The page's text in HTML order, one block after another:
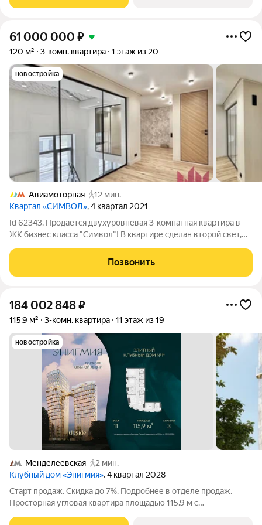
61 000 000 ₽
120 м² 3-комн. квартира 1 этаж из 20
новостройка
Авиамоторная
12 мин.
Квартал «СИМВОЛ», 4 квартал 2021
Id 62343. Продается двухуровневая 3-комнатная квартира в
ЖК бизнес класса "Символ"! В квартире сделан второй свет,
уже закуплены, полное окончание ремонтных работ
планируется через 2-3
Позвонить
184 002 848₽
115,9 м² 3-комн. квартира 11 этаж из 19
новостройка
Менделеевская
2 мин.
Клубный дом «Энигмия», 4 квартал 2028
Старт продаж. Скидка до 7%. Подробнее в отделе продаж.
Просторная угловая квартира площадью 115.9 м с